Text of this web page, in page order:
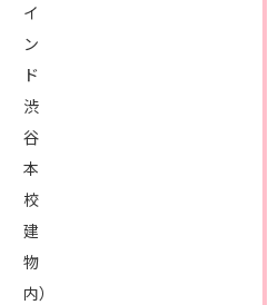
イ
ン
ド
渋
谷
本
校
建
物
内）